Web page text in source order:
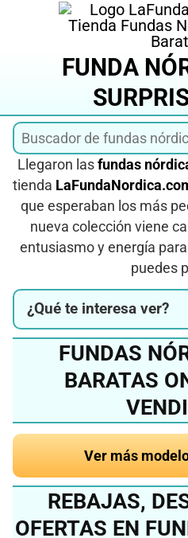
FUNDA
Llegaron las fundas
tienda
que esperaban los más
nueva colección viene
entusiasmo y energía
puedes
¿Qué te interesa ver?
FUNDAS
BARATAS
Ver más
REBAJAS,
OFERTAS EN